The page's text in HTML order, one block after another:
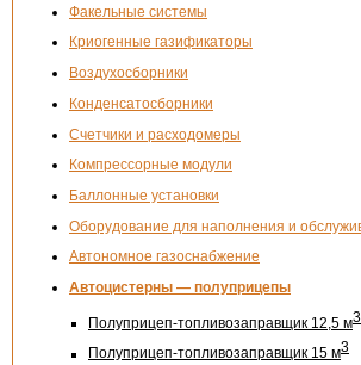
Факельные системы
Криогенные газификаторы
Воздухосборники
Конденсатосборники
Счетчики и расходомеры
Компрессорные модули
Баллонные установки
Оборудование для наполнения и
Автономное газоснабжение
Автоцистерны — полуприцепы
Полуприцеп-топливозаправщик 12,5 м3
Полуприцеп-топливозаправщик 15 м3